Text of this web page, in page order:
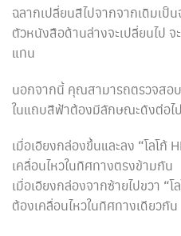
ฉลากเปลี่ยนสีไปจากจากเดิมเป็น
ตัวหนังสือด้านล่างจะเปลี่ยนไป จ
แทน
นอกจากนี้ คุณสามารถตรวจสอบ
ในแถบสีฟ้าต้องมีลักษณะดังต่อไ
เมื่อเอียงกล่องขึ้นและลง “โลโก้
เคลื่อนไหวในทิศทางตรงข้ามกัน
เมื่อเอียงกล่องจากซ้ายไปขวา “
ต้องเคลื่อนไหวในทิศทางเดียวกัน